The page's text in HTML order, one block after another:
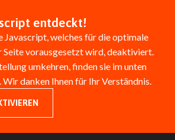
entdeckt!
Javascript, welches für die optimale
Seite vorausgesetzt wird, deaktiviert.
umkehren, finden sie im unten
danken Ihnen für Ihr Verständnis.
LF16 IN DIE